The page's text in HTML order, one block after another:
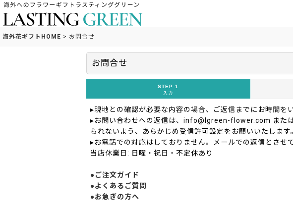
海外花ギフトHOME > お問合せ
お問合せ
STEP 1
入力
▸現地との確認が必要な内容の場合、ご返信までにお時間を
▸お問い合わせへの返信は、info@lgreen-flower.com また
られないよう、あらかじめ受信許可設定をお願いいたします
▸お電話での対応はしておりません。メールでの返信とさせ
当店休業日: 日曜・祝日・不定休あり
●ご注文ガイド
●よくあるご質問
●お急ぎの方へ